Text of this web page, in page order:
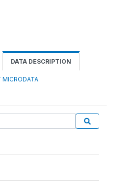
DATA DESCRIPTION
MICRODATA